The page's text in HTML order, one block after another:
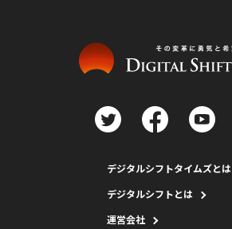
デジタルシフトタイムズとは
デジタルシフトとは
運営会社